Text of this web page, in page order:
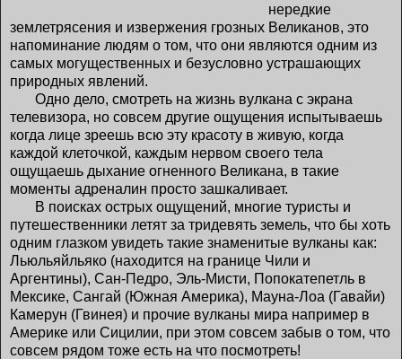
нередкие
землетрясения и извержения грозных Великанов, это
напоминание людям о том, что они являются одним из
самых могущественных и безусловно устрашающих
природных явлений.
Одно дело, смотреть на жизнь вулкана с экрана
телевизора, но совсем другие ощущения испытываешь
когда лице зреешь всю эту красоту в живую, когда
каждой клеточкой, каждым нервом своего тела
ощущаешь дыхание огненного Великана, в такие
моменты адреналин просто зашкаливает.
В поисках острых ощущений, многие туристы и
путешественники летят за тридевять земель, что бы хоть
одним глазком увидеть такие знаменитые вулканы как:
Льюльяйльяко (находится на границе Чили и
Аргентины), Сан-Педро, Эль-Мисти, Попокатепетль в
Мексике, Сангай (Южная Америка), Мауна-Лоа (Гавайи)
Камерун (Гвинея) и прочие вулканы мира например в
Америке или Сицилии, при этом совсем забыв о том, что
совсем рядом тоже есть на что посмотреть!